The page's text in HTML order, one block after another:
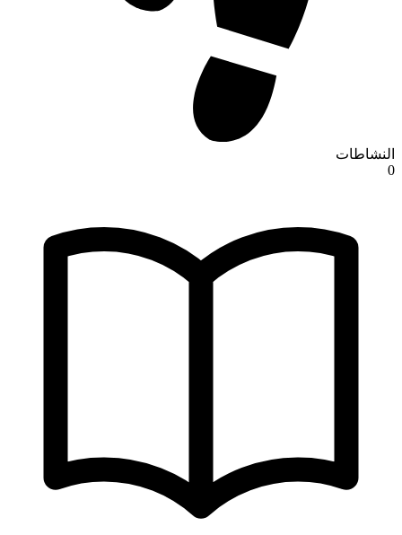
النشاطات
0